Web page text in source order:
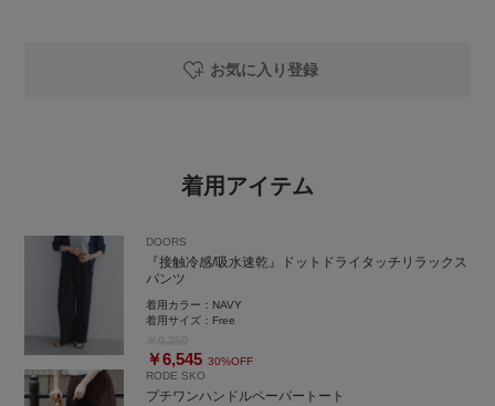
お気に入り登録
着用アイテム
DOORS
『接触冷感/吸水速乾』ドットドライタッチリラックス
パンツ
着用カラー： NAVY
着用サイズ： Free
￥6,545 30%OFF
RODE SKO
プチワンハンドルペーパートート